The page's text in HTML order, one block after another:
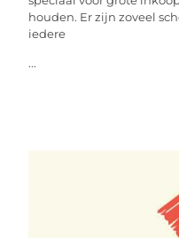
houden. Er zijn zoveel
iedere
...